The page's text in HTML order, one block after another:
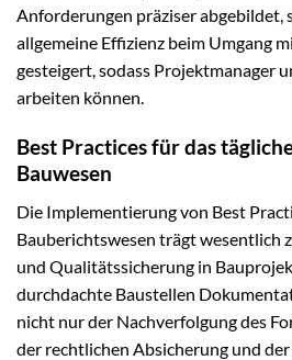
Anforderungen präziser abgebildet,
allgemeine Effizienz beim Umgang
gesteigert, sodass Projektmanager
arbeiten können.
Best Practices für das
Bauwesen
Die Implementierung von Best
Bauberichtswesen trägt wesentlich
und Qualitätssicherung in
durchdachte Baustellen
nicht nur der Nachverfolgung des
der rechtlichen Absicherung und